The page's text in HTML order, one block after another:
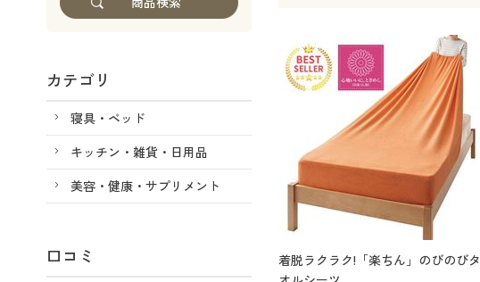
着脱ラクラク!「楽ちん」のびのびタ
カテゴリ
寝具・ベッド
キッチン・雑貨・日用品
美容・健康・サプリメント
口コミ